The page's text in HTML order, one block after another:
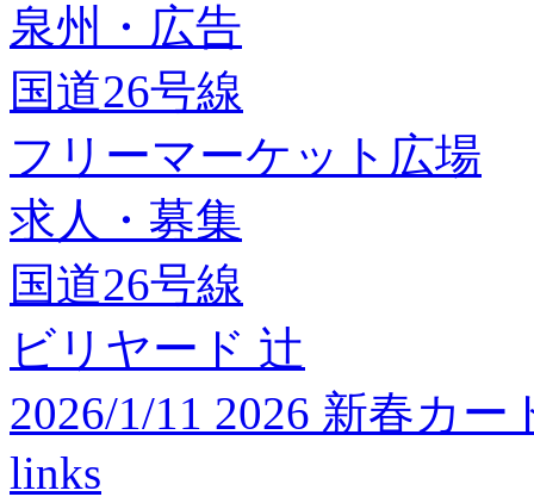
泉州・広告
国道26号線
フリーマーケット広場
求人・募集
国道26号線
ビリヤード 辻
2026/1/11 2026 新春カ
links